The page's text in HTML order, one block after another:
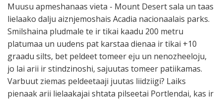
Muusu apmeshanaas vieta - Mount Desert sala un taas
lielaako dalju aiznjemoshais Acadia nacionaalais parks.
Smilshaina pludmale te ir tikai kaadu 200 metru
platumaa un uudens pat karstaa dienaa ir tikai +10
graadu silts, bet peldeet tomeer eju un nenozheeloju,
jo lai arii ir stindzinoshi, sajuutas tomeer patiikamas.
Varbuut ziemas peldeetaaji juutas liidziigi? Laiks
pienaak arii lielaakajai shtata pilseetai Portlendai, kas ir